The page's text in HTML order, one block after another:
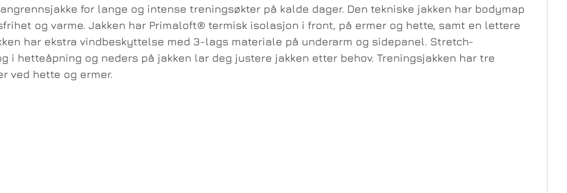
for lange og intense treningsøkter på kalde dager. Den tekniske jakken har bodymap
og varme. Jakken har Primaloft® termisk isolasjon i front, på ermer og hette, samt en lettere
har ekstra vindbeskyttelse med 3-lags materiale på underarm og sidepanel. Stretch-
i hetteåpning og neders på jakken lar deg justere jakken etter behov. Treningsjakken har tre
ved hette og ermer.